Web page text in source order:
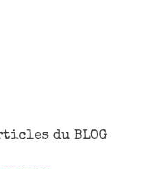
du BLOG